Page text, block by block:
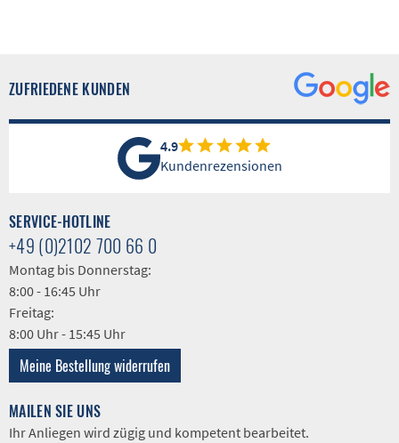
ZUFRIEDENE KUNDEN
4.9
Kundenrezensionen
SERVICE-HOTLINE
+49 (0)2102 700 66 0
Montag bis Donnerstag:
8:00 - 16:45 Uhr
Freitag:
8:00 Uhr - 15:45 Uhr
Meine Bestellung widerrufen
MAILEN SIE UNS
Ihr Anliegen wird zügig und kompetent bearbeitet.